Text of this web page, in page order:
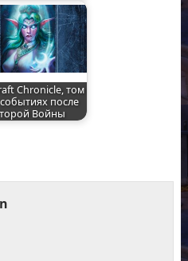
Chronicle, том
после
Войны